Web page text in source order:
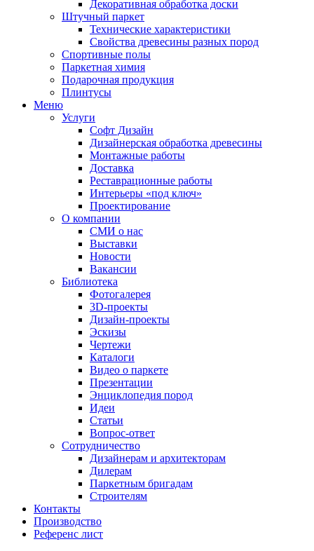
Декоративная обработка доски
Штучный паркет
Технические характеристики
Свойства древесины разных пород
Спортивные полы
Паркетная химия
Подарочная продукция
Плинтусы
Меню
Услуги
Софт Дизайн
Дизайнерская обработка древесины
Монтажные работы
Доставка
Реставрационные работы
Интерьеры «под ключ»
Проектирование
О компании
СМИ о нас
Выставки
Новости
Вакансии
Библиотека
Фотогалерея
3D-проекты
Дизайн-проекты
Эскизы
Чертежи
Каталоги
Видео о паркете
Презентации
Энциклопедия пород
Идеи
Статьи
Вопрос-ответ
Сотрудничество
Дизайнерам и архитекторам
Дилерам
Паркетным бригадам
Строителям
Контакты
Производство
Референс лист